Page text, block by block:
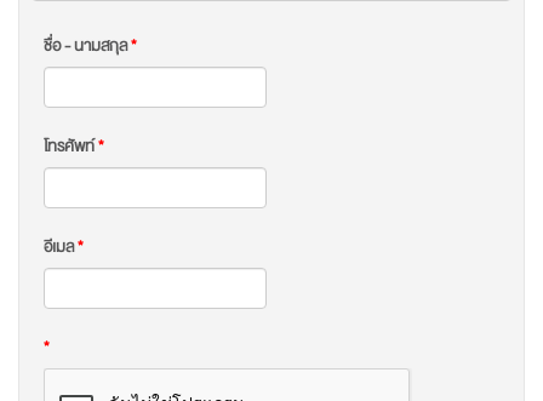
ชื่อ - นามสกุล*
โทรศัพท์*
อีเมล*
*